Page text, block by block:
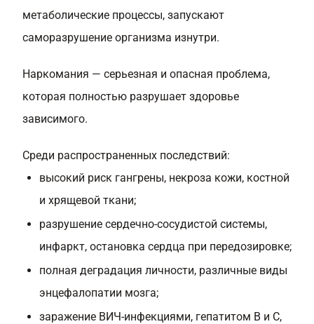
метаболические процессы, запускают
саморазрушение организма изнутри.
Наркомания — серьезная и опасная проблема,
которая полностью разрушает здоровье
зависимого.
Среди распространенных последствий:
высокий риск гангрены, некроза кожи, костной
и хрящевой ткани;
разрушение сердечно-сосудистой системы,
инфаркт, остановка сердца при передозировке;
полная деградация личности, различные виды
энцефалопатии мозга;
заражение ВИЧ-инфекциями, гепатитом B и C,